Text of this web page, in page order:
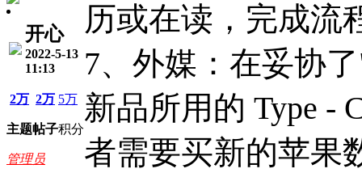
开心
2022-5-13
11:13
2万
主题
2万
帖子
5万
积分
管理员
历或在读，完成流
7、外媒：在妥协
新品所用的 Type -
者需要买新的苹果